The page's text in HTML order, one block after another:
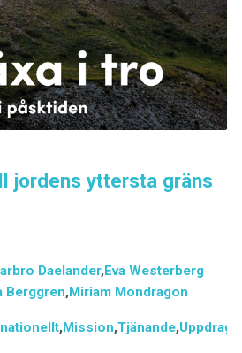
jordens yttersta gräns
Daelander,Eva Westerberg
Berggren,Miriam Mondragon
,Mission,Tjänande,Uppdrag